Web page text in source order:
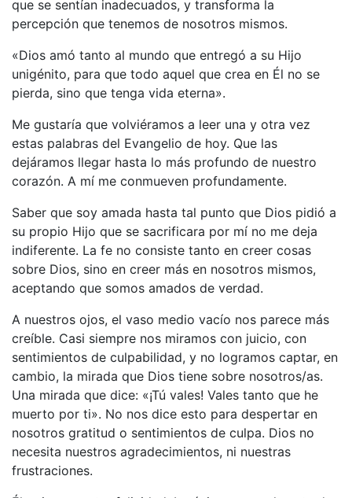
que se sentían inadecuados, y transforma la
percepción que tenemos de nosotros mismos.
«Dios amó tanto al mundo que entregó a su Hijo
unigénito, para que todo aquel que crea en Él no se
pierda, sino que tenga vida eterna».
Me gustaría que volviéramos a leer una y otra vez
estas palabras del Evangelio de hoy. Que las
dejáramos llegar hasta lo más profundo de nuestro
corazón. A mí me conmueven profundamente.
Saber que soy amada hasta tal punto que Dios pidió a
su propio Hijo que se sacrificara por mí no me deja
indiferente. La fe no consiste tanto en creer cosas
sobre Dios, sino en creer más en nosotros mismos,
aceptando que somos amados de verdad.
A nuestros ojos, el vaso medio vacío nos parece más
creíble. Casi siempre nos miramos con juicio, con
sentimientos de culpabilidad, y no logramos captar, en
cambio, la mirada que Dios tiene sobre nosotros/as.
Una mirada que dice: «¡Tú vales! Vales tanto que he
muerto por ti». No nos dice esto para despertar en
nosotros gratitud o sentimientos de culpa. Dios no
necesita nuestros agradecimientos, ni nuestras
frustraciones.